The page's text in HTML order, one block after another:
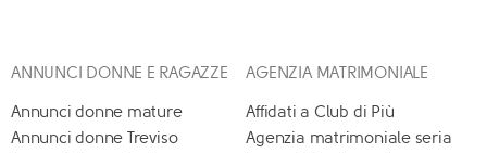
ANNUNCI DONNE E RAGAZZE
Annunci donne mature
Annunci donne Treviso
AGENZIA MATRIMONIALE
Affidati a Club di Più
Agenzia matrimoniale seria